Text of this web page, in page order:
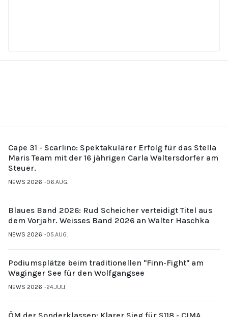
Cape 31 - Scarlino: Spektakulärer Erfolg für das Stella
Maris Team mit der 16 jährigen Carla Waltersdorfer am
Steuer.
NEWS 2026 06.AUG.
Blaues Band 2026: Rud Scheicher verteidigt Titel aus
dem Vorjahr. Weisses Band 2026 an Walter Haschka
NEWS 2026 05.AUG.
Podiumsplätze beim traditionellen "Finn-Fight" am
Waginger See für den Wolfgangsee
NEWS 2026 24.JULI